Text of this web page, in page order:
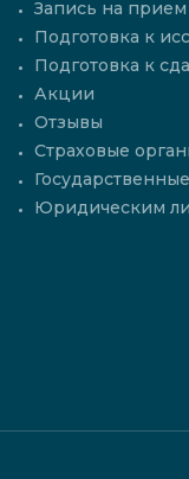
Запись на прием
Подготовка к
Подготовка к
Акции
Отзывы
Страховые
Юридическим